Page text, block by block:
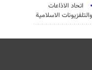
اتحاد الاذاعات
والتلفزيونات الاسلامية